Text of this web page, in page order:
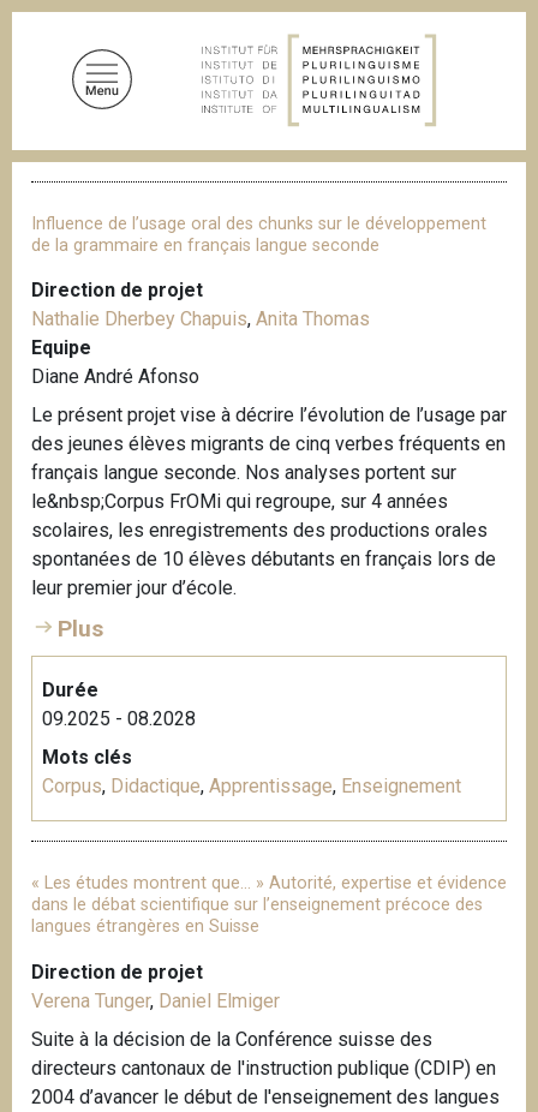
l
d
r
i
a
e
Influence de l’usage oral des chunks sur le développement
de la grammaire en français langue seconde
Direction de projet
Nathalie Dherbey Chapuis, Anita Thomas
Equipe
Diane André Afonso
Le présent projet vise à décrire l’évolution de l’usage par
des jeunes élèves migrants de cinq verbes fréquents en
français langue seconde. Nos analyses portent sur
le&nbsp;Corpus FrOMi qui regroupe, sur 4 années
scolaires, les enregistrements des productions orales
spontanées de 10 élèves débutants en français lors de
leur premier jour d’école.
Plus
Durée
09.2025 - 08.2028
Mots clés
Corpus, Didactique, Apprentissage, Enseignement
« Les études montrent que… » Autorité, expertise et évidence
dans le débat scientifique sur l’enseignement précoce des
langues étrangères en Suisse
Direction de projet
Verena Tunger, Daniel Elmiger
Suite à la décision de la Conférence suisse des
directeurs cantonaux de l'instruction publique (CDIP) en
2004 d’avancer le début de l'enseignement des langues